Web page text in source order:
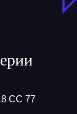
СС 77